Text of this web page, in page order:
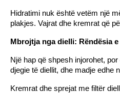
Hidratimi nuk është vetëm një
plakjes. Vajrat dhe kremrat që
Mbrojtja nga dielli: Rëndësia
Një hap që shpesh injorohet,
djegie të diellit, dhe madje edhe
Kremrat dhe sprejat me filtër